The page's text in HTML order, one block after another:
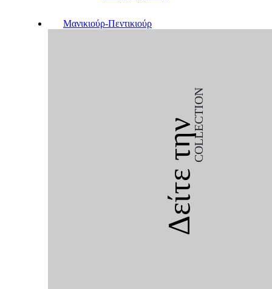
Μανικιούρ-Πεντικιούρ
Δείτε τηνCOLLECTION